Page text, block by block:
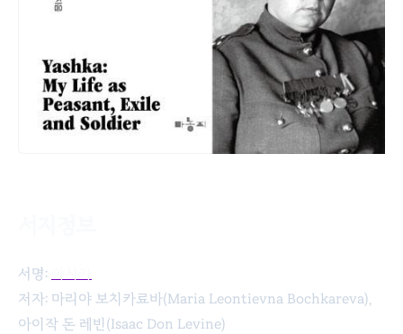
서명:
저자: 마리야 보치카료바(Maria Leontievna Bochkareva),
아이작 돈 레빈(Isaac Don Levine)